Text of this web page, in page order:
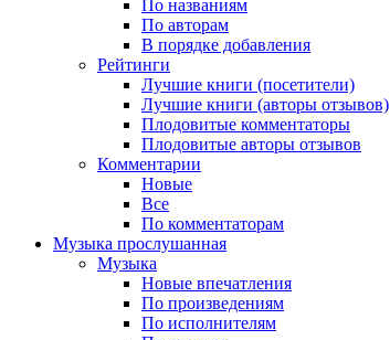
По названиям
По авторам
В порядке добавления
Рейтинги
Лучшие книги (посетители)
Лучшие книги (авторы отзывов)
Плодовитые комментаторы
Плодовитые авторы отзывов
Комментарии
Новые
Все
По комментаторам
Музыка прослушанная
Музыка
Новые впечатления
По произведениям
По исполнителям